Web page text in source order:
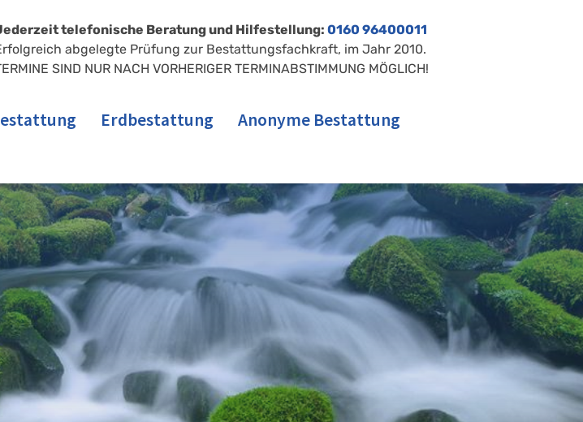
telefonische Beratung und Hilfestellung: 0160 96400011
abgelegte Prüfung zur Bestattungsfachkraft, im Jahr 2010.
SIND NUR NACH VORHERIGER TERMINABSTIMMUNG MÖGLICH!
Erdbestattung
Anonyme Bestattung